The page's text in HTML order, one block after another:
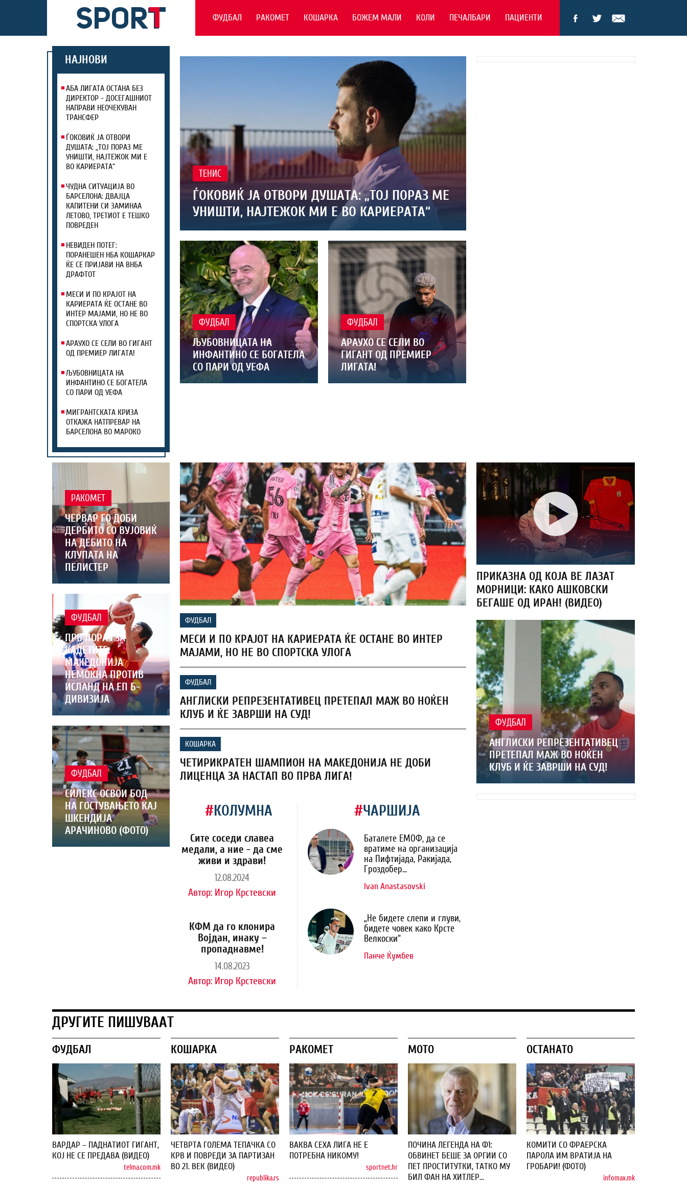
ФУДБАЛ РАКОМЕТ КОШАРКА БОЖЕМ МАЛИ КОЛИ ПЕЧАЛБАРИ ПАЦИЕНТИ
НАЈНОВИ
АБА ЛИГАТА ОСТАНА БЕЗ
ДИРЕКТОР - ДОСЕГАШНИОТ
НАПРАВИ НЕОЧЕКУВАН
ТРАНСФЕР
ЃОКОВИЌ ЈА ОТВОРИ
ДУШАТА: „ТОЈ ПОРАЗ МЕ
УНИШТИ, НАЈТЕЖОК МИ Е
ВО КАРИЕРАТА“
ЧУДНА СИТУАЦИЈА ВО
БАРСЕЛОНА: ДВАЈЦА
КАПИТЕНИ СИ ЗАМИНАА
ЛЕТОВО, ТРЕТИОТ Е ТЕШКО
ПОВРЕДЕН
НЕВИДЕН ПОТЕГ:
ПОРАНЕШЕН НБА КОШАРКАР
ЌЕ СЕ ПРИЈАВИ НА ВНБА
ДРАФТОТ
МЕСИ И ПО КРАЈОТ НА
КАРИЕРАТА ЌЕ ОСТАНЕ ВО
ИНТЕР МАЈАМИ, НО НЕ ВО
СПОРТСКА УЛОГА
АРАУХО СЕ СЕЛИ ВО ГИГАНТ
ОД ПРЕМИЕР ЛИГАТА!
ЉУБОВНИЦАТА НА
ИНФАНТИНО СЕ БОГАТЕЛА
СО ПАРИ ОД УЕФА
МИГРАНТСКАТА КРИЗА
ОТКАЖА НАТПРЕВАР НА
БАРСЕЛОНА ВО МАРОКО
ТЕНИС
ЃОКОВИЌ ЈА ОТВОРИ ДУШАТА: „ТОЈ ПОРАЗ МЕ
УНИШТИ, НАЈТЕЖОК МИ Е ВО КАРИЕРАТА“
ФУДБАЛ
ЉУБОВНИЦАТА НА
ИНФАНТИНО СЕ БОГАТЕЛА
СО ПАРИ ОД УЕФА
ФУДБАЛ
АРАУХО СЕ СЕЛИ ВО
ГИГАНТ ОД ПРЕМИЕР
ЛИГАТА!
РАКОМЕТ
ЧЕРВАР ГО ДОБИ
ДЕРБИТО СО ВУЈОВИЌ
НА ДЕБИТО НА
КЛУПАТА НА
ПЕЛИСТЕР
ФУДБАЛ
ПРВ ПОРАЗ ЗА
КАДЕТИТЕ:
МАКЕДОНИЈА
НЕМОЌНА ПРОТИВ
ИСЛАНД НА ЕП Б-
ДИВИЗИЈА
ФУДБАЛ
СИЛЕКС ОСВОИ БОД
НА ГОСТУВАЊЕТО КАЈ
ШКЕНДИЈА
АРАЧИНОВО (ФОТО)
ФУДБАЛ
МЕСИ И ПО КРАЈОТ НА КАРИЕРАТА ЌЕ ОСТАНЕ ВО ИНТЕР
МАЈАМИ, НО НЕ ВО СПОРТСКА УЛОГА
ФУДБАЛ
АНГЛИСКИ РЕПРЕЗЕНТАТИВЕЦ ПРЕТЕПАЛ МАЖ ВО НОЌЕН
КЛУБ И ЌЕ ЗАВРШИ НА СУД!
КОШАРКА
ЧЕТИРИКРАТЕН ШАМПИОН НА МАКЕДОНИЈА НЕ ДОБИ
ЛИЦЕНЦА ЗА НАСТАП ВО ПРВА ЛИГА!
#КОЛУМНА
Сите соседи славеа
медали, а ние - да сме
живи и здрави!
12.08.2024
Автор: Игор Крстевски
КФМ да го клонира
Војдан, инаку –
пропаднавме!
14.08.2023
Автор: Игор Крстевски
#ЧАРШИЈА
Баталете ЕМОФ, да се
вратиме на организација
на Пифтијада, Ракијада,
Гроздобер...
Ivan Anastasovski
„Не бидете слепи и глуви,
бидете човек како Крсте
Велкоски“
Панче Ќумбев
ПРИКАЗНА ОД КОЈА ВЕ ЛАЗАТ
МОРНИЦИ: КАКО АШКОВСКИ
БЕГАШЕ ОД ИРАН! (ВИДЕО)
ФУДБАЛ
АНГЛИСКИ РЕПРЕЗЕНТАТИВЕЦ
ПРЕТЕПАЛ МАЖ ВО НОЌЕН
КЛУБ И ЌЕ ЗАВРШИ НА СУД!
ДРУГИТЕ ПИШУВААТ
ФУДБАЛ
ВАРДАР – ПАДНАТИОТ ГИГАНТ,
КОЈ НЕ СЕ ПРЕДАВА (ВИДЕО)
telma.com.mk
КОШАРКА
ЧЕТВРТА ГОЛЕМА ТЕПАЧКА СО
КРВ И ПОВРЕДИ ЗА ПАРТИЗАН
ВО 21. ВЕК (ВИДЕО)
republika.rs
РАКОМЕТ
ВАКВА СЕХА ЛИГА НЕ Е
ПОТРЕБНА НИКОМУ!
sportnet.hr
МОТО
ПОЧИНА ЛЕГЕНДА НА Ф1:
ОБВИНЕТ БЕШЕ ЗА ОРГИИ СО
ПЕТ ПРОСТИТУТКИ, ТАТКО МУ
БИЛ ФАН НА ХИТЛЕР...
ОСТАНАТО
КОМИТИ СО ФРАЕРСКА
ПАРОЛА ИМ ВРАТИЈА НА
ГРОБАРИ! (ФОТО)
infomax.mk